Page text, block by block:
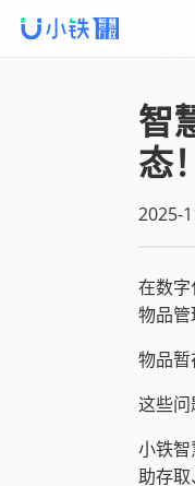
智
态
2025-
在数
物品
物品暂
这些
小铁
助存